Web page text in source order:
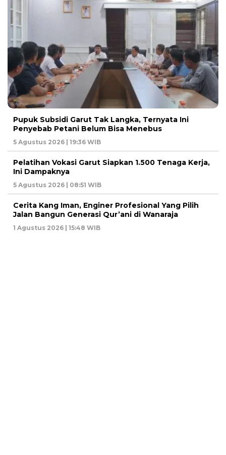
Pupuk Subsidi Garut Tak Langka, Ternyata Ini
Penyebab Petani Belum Bisa Menebus
5 Agustus 2026 | 19:36 WIB
Pelatihan Vokasi Garut Siapkan 1.500 Tenaga Kerja,
Ini Dampaknya
5 Agustus 2026 | 08:51 WIB
Cerita Kang Iman, Enginer Profesional Yang Pilih
Jalan Bangun Generasi Qur’ani di Wanaraja
1 Agustus 2026 | 15:48 WIB